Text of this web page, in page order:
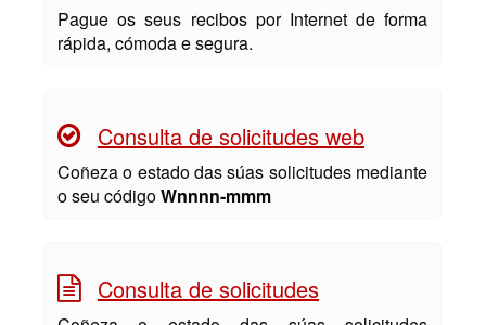
Pague os seus recibos por Internet de forma
rápida, cómoda e segura.
Consulta de solicitudes web
Coñeza o estado das súas solicitudes mediante
o seu códigoWnnnn-mmm
Consulta de solicitudes